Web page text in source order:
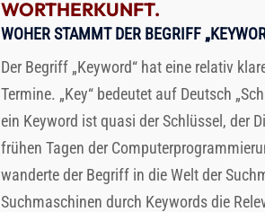
WORTHERKUNFT.
WOHER STAMMT DER BEGRIFF
Der Begriff „Keyword“ hat eine relativ
Termine. „Key“ bedeutet auf Deutsch
ein Keyword ist quasi der Schlüssel, der
frühen Tagen der
wanderte der Begriff in die Welt der
Suchmaschinen durch Keywords die